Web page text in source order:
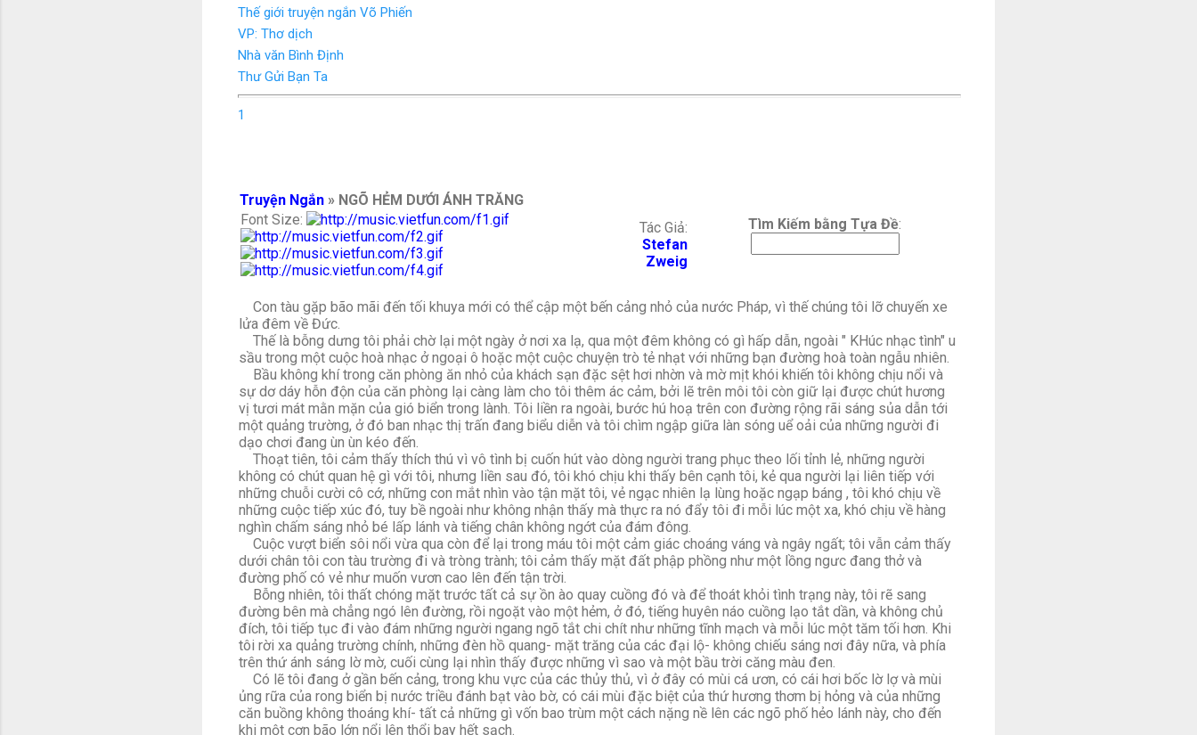
Thế giới truyện ngắn Võ Phiến
VP: Thơ dịch
Nhà văn Bình Định
Thư Gửi Bạn Ta
1
Truyện Ngắn » NGÕ HẺM DƯỚI ÁNH TRĂNG
Font Size:
Tác Giả:
Stefan
Zweig
Tìm Kiếm bằng Tựa Đề:
Con tàu gặp bão mãi đến tối khuya mới có thể cập một bến cảng nhỏ của nước Pháp, vì thế chúng tôi lỡ chuyến xe
lửa đêm về Đức.
Thế là bỗng dưng tôi phải chờ lại một ngày ở nơi xa lạ, qua một đêm không có gì hấp dẫn, ngoài " KHúc nhạc tình" u
sầu trong một cuộc hoà nhạc ở ngoại ô hoặc một cuộc chuyện trò tẻ nhạt với những bạn đường hoà toàn ngẫu nhiên.
Bầu không khí trong căn phòng ăn nhỏ của khách sạn đặc sệt hơi nhờn và mờ mịt khói khiến tôi không chịu nổi và
sự dơ dáy hỗn độn của căn phòng lại càng làm cho tôi thêm ác cảm, bởi lẽ trên môi tôi còn giữ lại được chút hương
vị tươi mát mằn mặn của gió biển trong lành. Tôi liền ra ngoài, bước hú hoạ trên con đường rộng rãi sáng sủa dẫn tới
một quảng trường, ở đó ban nhạc thị trấn đang biểu diễn và tôi chìm ngập giữa làn sóng uể oải của những người đi
dạo chơi đang ùn ùn kéo đến.
Thoạt tiên, tôi cảm thấy thích thú vì vô tình bị cuốn hút vào dòng người trang phục theo lối tỉnh lẻ, những người
không có chút quan hệ gì với tôi, nhưng liền sau đó, tôi khó chịu khi thấy bên cạnh tôi, kẻ qua người lại liên tiếp với
những chuỗi cười cô cớ, những con mắt nhìn vào tận mặt tôi, vẻ ngạc nhiên lạ lùng hoặc ngạp báng , tôi khó chịu về
những cuộc tiếp xúc đó, tuy bề ngoài như không nhận thấy mà thực ra nó đẩy tôi đi mỗi lúc một xa, khó chịu về hàng
nghìn chấm sáng nhỏ bé lấp lánh và tiếng chân không ngớt của đám đông.
Cuộc vượt biển sôi nổi vừa qua còn để lại trong máu tôi một cảm giác choáng váng và ngây ngất; tôi vẫn cảm thấy
dưới chân tôi con tàu trường đi và tròng trành; tôi cảm thấy mặt đất phập phồng như một lồng ngưc đang thở và
đường phố có vẻ như muốn vươn cao lên đến tận trời.
Bỗng nhiên, tôi thất chóng mặt trước tất cả sự ồn ào quay cuồng đó và để thoát khỏi tình trạng này, tôi rẽ sang
đường bên mà chẳng ngó lên đường, rồi ngoặt vào một hẻm, ở đó, tiếng huyên náo cuồng lạo tắt dần, và không chủ
đích, tôi tiếp tục đi vào đám những người ngang ngõ tắt chi chít như những tĩnh mạch và mỗi lúc một tăm tối hơn. Khi
tôi rời xa quảng trường chính, những đèn hồ quang- mặt trăng của các đại lộ- không chiếu sáng nơi đây nữa, và phía
trên thứ ánh sáng lờ mờ, cuối cùng lại nhìn thấy được những vì sao và một bầu trời căng màu đen.
Có lẽ tôi đang ở gần bến cảng, trong khu vực của các thủy thủ, vì ở đây có mùi cá ươn, có cái hơi bốc lờ lợ và mùi
ủng rữa của rong biển bị nước triều đánh bạt vào bờ, có cái mùi đặc biệt của thứ hương thơm bị hỏng và của những
căn buồng không thoáng khí- tất cả những gì vốn bao trùm một cách nặng nề lên các ngõ phố hẻo lánh này, cho đến
khi một cơn bão lớn nổi lên thổi bay hết sạch.